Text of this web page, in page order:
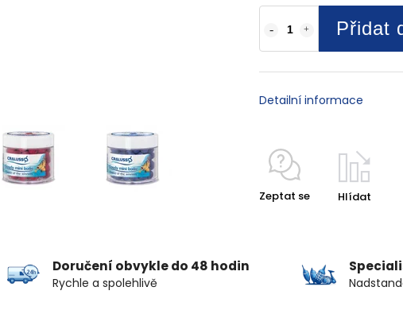
Přidat
Detailní informace
Zeptat se Hlídat
Doručení obvykle do 48 hodin
Rychle a spolehlivě